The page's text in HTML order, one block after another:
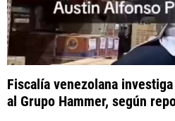
Fiscalía venezolana
al Grupo Hammer, según